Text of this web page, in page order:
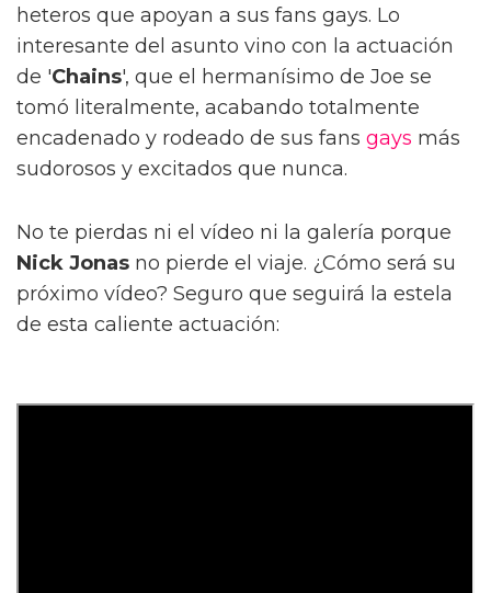
heteros que apoyan a sus fans gays. Lo
interesante del asunto vino con la actuación
de 'Chains', que el hermanísimo de Joe se
tomó literalmente, acabando totalmente
encadenado y rodeado de sus fans gays más
sudorosos y excitados que nunca.
No te pierdas ni el vídeo ni la galería porque
Nick Jonas no pierde el viaje. ¿Cómo será su
próximo vídeo? Seguro que seguirá la estela
de esta caliente actuación: